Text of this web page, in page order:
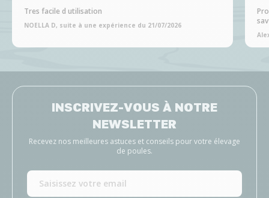
Tres facile d utilisation
NOELLA D, suite à une expérience du 21/07/2026
INSCRIVEZ-VOUS À NOTRE
NEWSLETTER
Recevez nos meilleures astuces et conseils pour votre élevage
de poules.